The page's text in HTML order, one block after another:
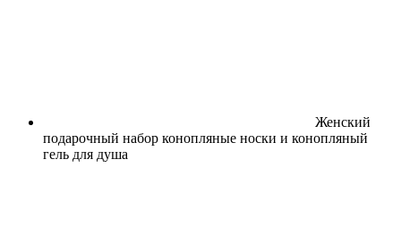
Женский
подарочный набор конопляные носки и конопляный
гель для душа